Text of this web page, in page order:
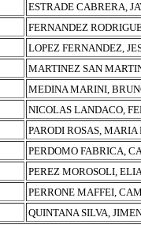
ESTRADE CABRERA,
FERNANDEZ
LOPEZ FERNANDEZ,
MARTINEZ SAN
MEDINA MARINI,
NICOLAS LANDACO,
PARODI ROSAS,
PERDOMO FABRICA,
PEREZ MOROSOLI,
PERRONE MAFFEI,
QUINTANA SILVA,